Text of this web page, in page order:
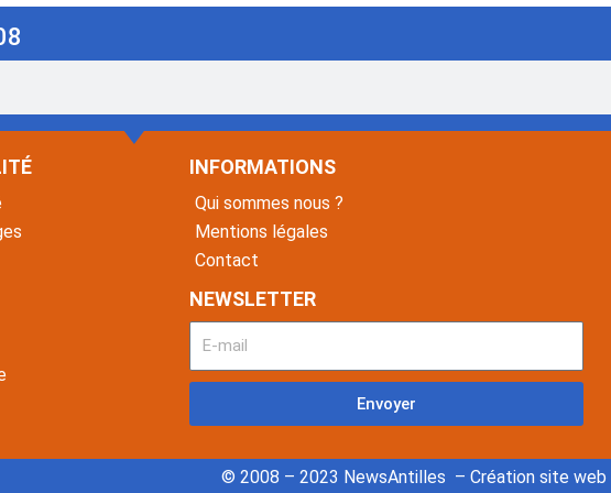
INFORMATIONS
Qui sommes nous ?
Mentions légales
Contact
NEWSLETTER
Envoyer
© 2008 – 2023 NewsAntilles – Création site web